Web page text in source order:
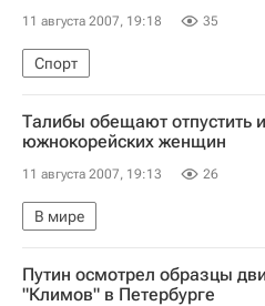
11 августа 2007, 19:18 35
Спорт
Талибы обещают отпустить
южнокорейских женщин
11 августа 2007, 19:13 26
В мире
Ситуация с заложниками в
Путин осмотрел образцы
"Климов" в Петербурге